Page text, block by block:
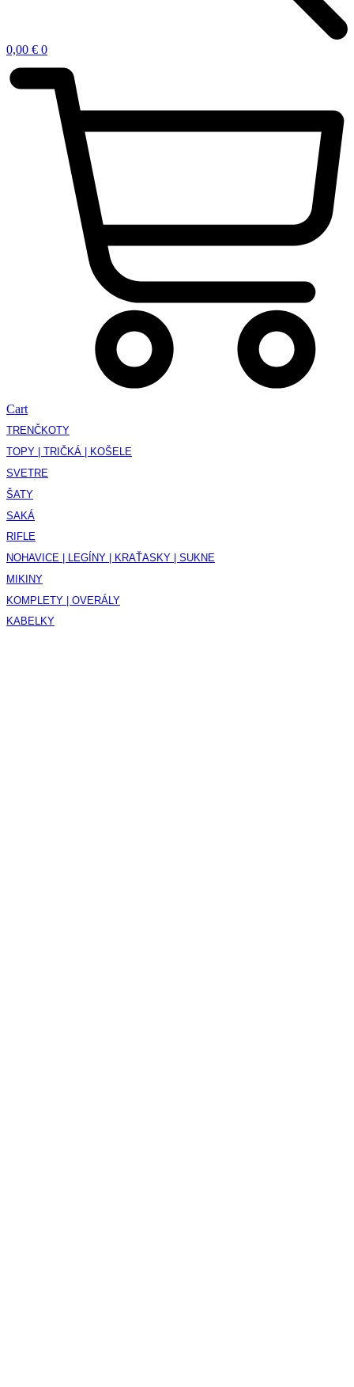
0,00 € 0
Cart
TRENČKOTY
TOPY | TRIČKÁ | KOŠELE
SVETRE
ŠATY
SAKÁ
RIFLE
NOHAVICE | LEGÍNY | KRAŤASKY | SUKNE
MIKINY
KOMPLETY | OVERÁLY
KABELKY